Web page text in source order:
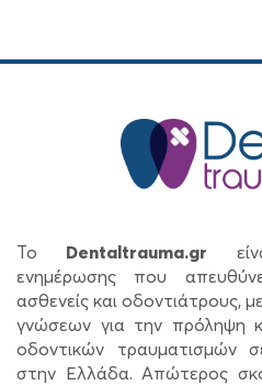
Το Dentaltrauma.gr
ενημέρωσης που
ασθενείς και οδοντιάτρους,
γνώσεων για την πρόληψη
οδοντικών τραυματισμών
στην Ελλάδα. Απώτερος